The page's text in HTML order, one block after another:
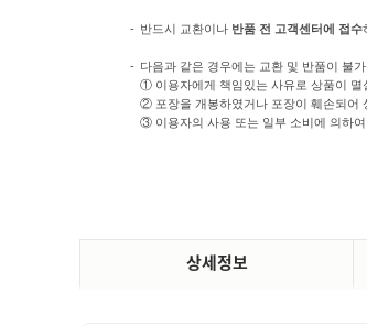
- 반드시 교환이나 반품 전 고객센터에 접수
- 다음과 같은 경우에는 교환 및 반품이 불가
① 이용자에게 책임있는 사유로 상품이 멸
② 포장을 개봉하였거나 포장이 훼손되어
③ 이용자의 사용 또는 일부 소비에 의하
상세정보